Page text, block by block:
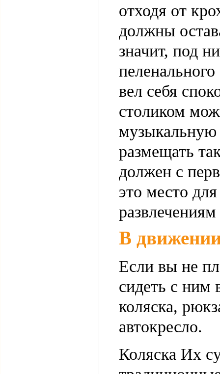
отходя от
должны
значит, под
вел себя
столиком
размещать
должен с
это место
В
Если вы не
сидеть с ним
коляска,
автокресло.
Коляска Их